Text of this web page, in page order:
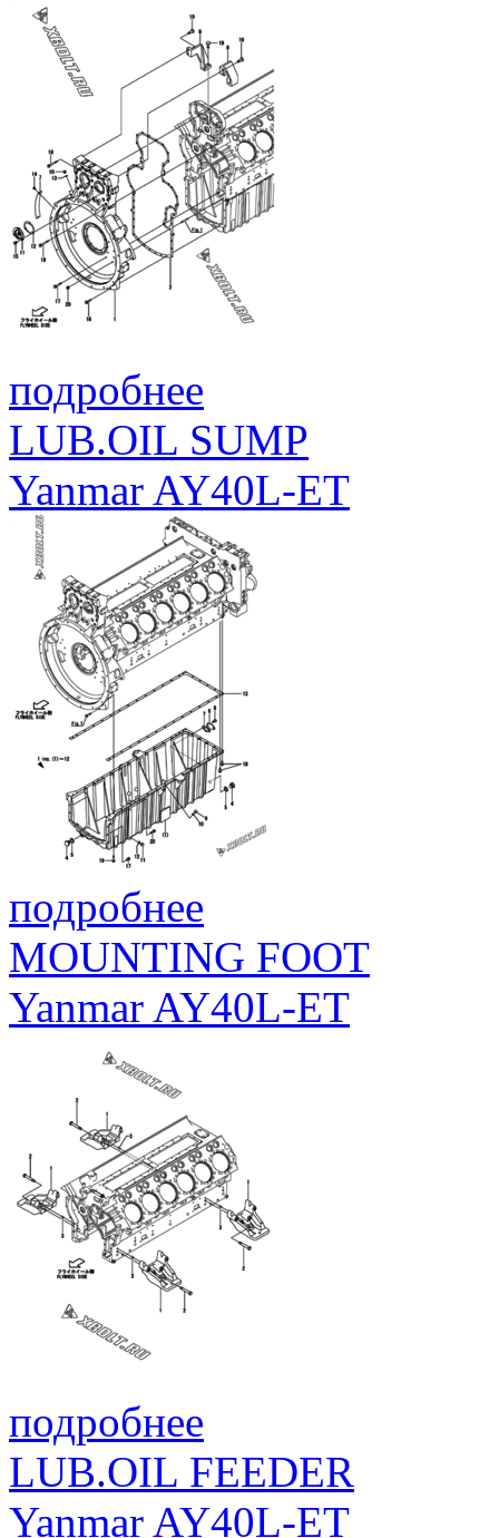
подробнее
LUB.OIL SUMP
Yanmar AY40L-ET
подробнее
MOUNTING FOOT
Yanmar AY40L-ET
подробнее
LUB.OIL FEEDER
Yanmar AY40L-ET